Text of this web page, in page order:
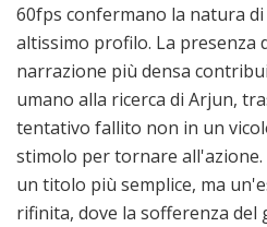
60fps confermano la natura
altissimo profilo. La presenza
narrazione più densa
umano alla ricerca di Arjun,
tentativo fallito non in un
stimolo per tornare
un titolo più semplice, ma
rifinita, dove la sofferenza del